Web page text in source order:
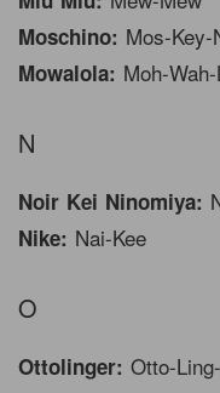
Moschino: Mos-Key-
Mowalola: Moh-
N
Noir Kei Ninomiya:
Nike: Nai-Kee
O
Ottolinger: Otto-